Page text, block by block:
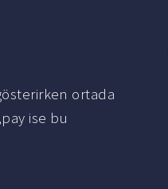
ortada
ise bu